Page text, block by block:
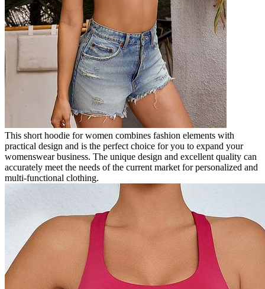
This short hoodie for women combines fashion elements with
practical design and is the perfect choice for you to expand your
womenswear business. The unique design and excellent quality can
accurately meet the needs of the current market for personalized and
multi-functional clothing.